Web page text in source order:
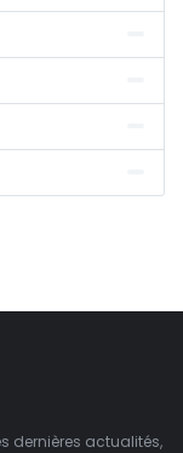
dernières actualités,